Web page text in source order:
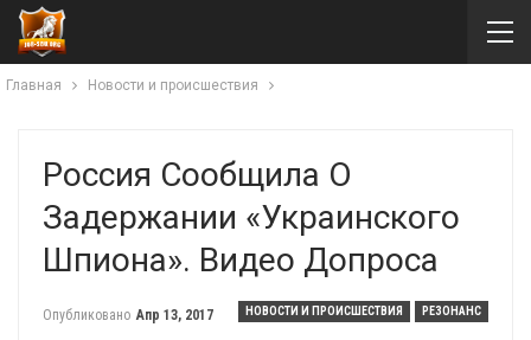
Главная Новости и происшествия
Россия Сообщила О
Задержании «украинского
Шпиона». Видео Допроса
НОВОСТИ И ПРОИСШЕСТВИЯ РЕЗОНАНС
Опубликовано Апр 13, 2017